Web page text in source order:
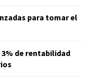
para tomar el
de rentabilidad